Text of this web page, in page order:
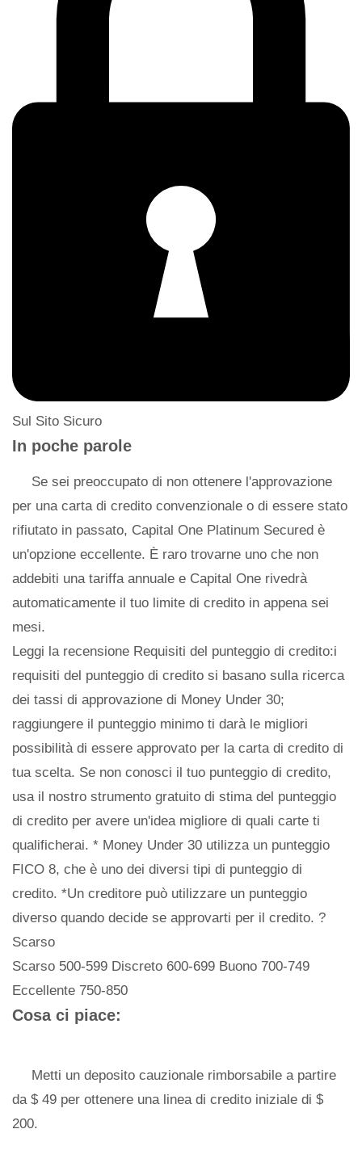
Sul Sito Sicuro
In poche parole
Se sei preoccupato di non ottenere l'approvazione
per una carta di credito convenzionale o di essere stato
rifiutato in passato, Capital One Platinum Secured è
un'opzione eccellente. È raro trovarne uno che non
addebiti una tariffa annuale e Capital One rivedrà
automaticamente il tuo limite di credito in appena sei
mesi.
Leggi la recensione Requisiti del punteggio di credito:i
requisiti del punteggio di credito si basano sulla ricerca
dei tassi di approvazione di Money Under 30;
raggiungere il punteggio minimo ti darà le migliori
possibilità di essere approvato per la carta di credito di
tua scelta. Se non conosci il tuo punteggio di credito,
usa il nostro strumento gratuito di stima del punteggio
di credito per avere un'idea migliore di quali carte ti
qualificherai. * Money Under 30 utilizza un punteggio
FICO 8, che è uno dei diversi tipi di punteggio di
credito. *Un creditore può utilizzare un punteggio
diverso quando decide se approvarti per il credito. ?
Scarso
Scarso 500-599 Discreto 600-699 Buono 700-749
Eccellente 750-850
Cosa ci piace:
Metti un deposito cauzionale rimborsabile a partire
da $ 49 per ottenere una linea di credito iniziale di $
200.